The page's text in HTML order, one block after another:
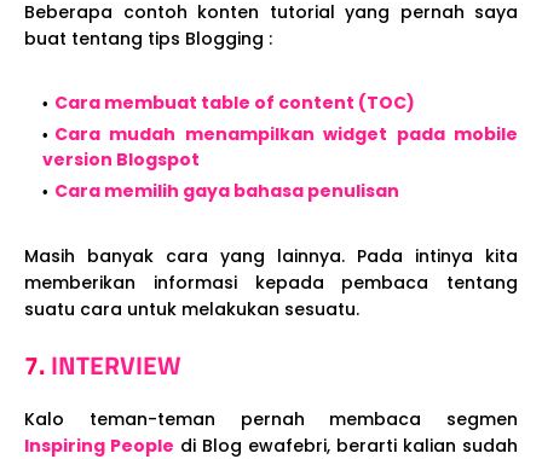
Beberapa contoh konten tutorial yang pernah saya
buat tentang tips Blogging :
Cara membuat table of content (TOC)
Cara mudah menampilkan widget pada mobile
version Blogspot
Cara memilih gaya bahasa penulisan
Masih banyak cara yang lainnya. Pada intinya kita
memberikan informasi kepada pembaca tentang
suatu cara untuk melakukan sesuatu.
7.INTERVIEW
Kalo teman-teman pernah membaca segmen
Inspiring People di Blog ewafebri, berarti kalian sudah